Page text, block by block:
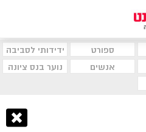
ספורט
ידידותי לסביבה
אנשים
נוער בנס ציונה